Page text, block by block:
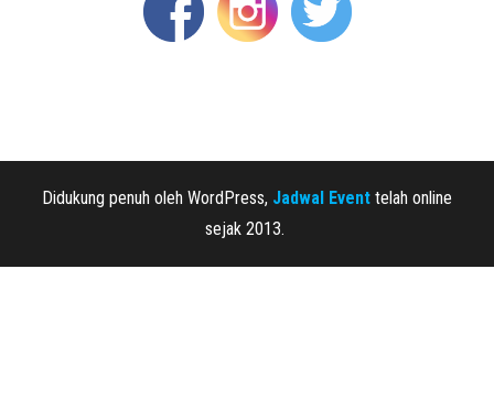
Didukung penuh oleh WordPress, Jadwal Event telah online
sejak 2013.